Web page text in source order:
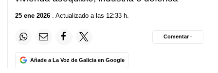
25 ene 2026 . Actualizado a las 12:33 h.
Añade a La Voz de Galicia en Google
Comentar ·